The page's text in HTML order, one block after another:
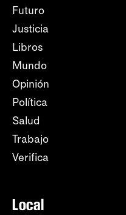
Futuro
Justicia
Libros
Mundo
Opinión
Política
Salud
Trabajo
Verifica
Local